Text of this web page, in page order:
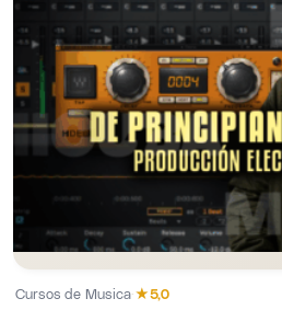
Cursos de Musica·★5,0